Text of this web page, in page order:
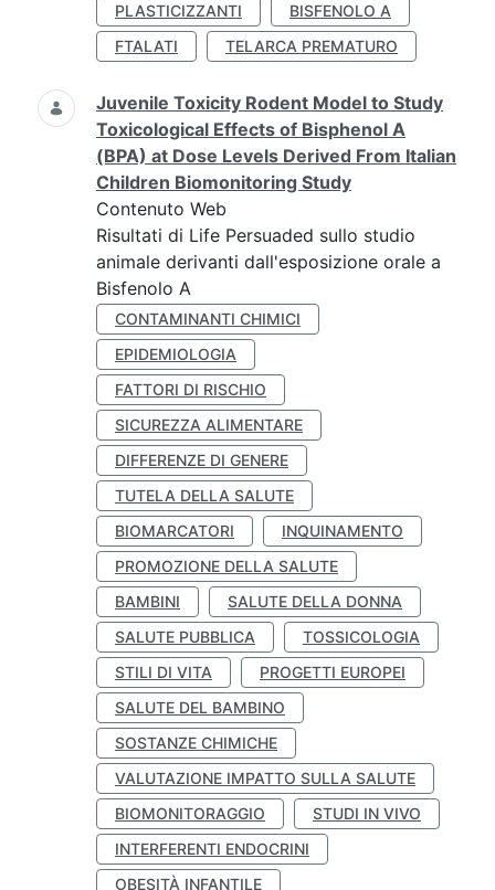
PLASTICIZZANTI
BISFENOLO A
FTALATI
TELARCA PREMATURO
Juvenile Toxicity Rodent Model to Study
Toxicological Effects of Bisphenol A
(BPA) at Dose Levels Derived From Italian
Children Biomonitoring Study
Contenuto Web
Risultati di Life Persuaded sullo studio
animale derivanti dall'esposizione orale a
Bisfenolo A
CONTAMINANTI CHIMICI
EPIDEMIOLOGIA
FATTORI DI RISCHIO
SICUREZZA ALIMENTARE
DIFFERENZE DI GENERE
TUTELA DELLA SALUTE
BIOMARCATORI
INQUINAMENTO
PROMOZIONE DELLA SALUTE
BAMBINI
SALUTE DELLA DONNA
SALUTE PUBBLICA
TOSSICOLOGIA
STILI DI VITA
PROGETTI EUROPEI
SALUTE DEL BAMBINO
SOSTANZE CHIMICHE
VALUTAZIONE IMPATTO SULLA SALUTE
BIOMONITORAGGIO
STUDI IN VIVO
INTERFERENTI ENDOCRINI
OBESITÀ INFANTILE